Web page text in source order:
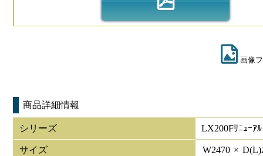
画像
商品詳細情報
シリーズ LX200Fﾘﾆｭｰｱﾙ
サイズ W2470 × D(L)